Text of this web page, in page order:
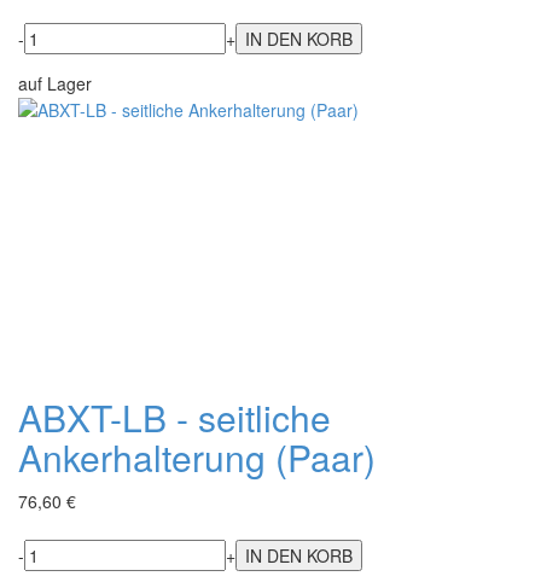
-
+
auf Lager
ABXT-LB - seitliche
Ankerhalterung (Paar)
76,60 €
-
+